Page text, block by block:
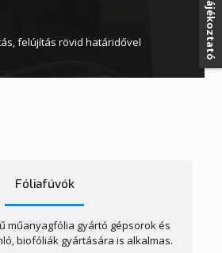
felújítás rövid határidővel
Fóliafúvók
műanyagfólia gyártó gépsorok és
biofóliák gyártására is alkalmas.